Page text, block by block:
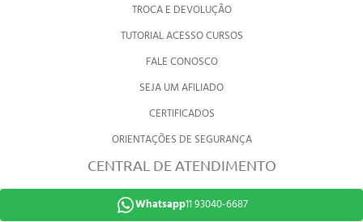
TROCA E DEVOLUÇÃO
TUTORIAL ACESSO CURSOS
FALE CONOSCO
SEJA UM AFILIADO
CERTIFICADOS
ORIENTAÇÕES DE SEGURANÇA
CENTRAL DE ATENDIMENTO
Whatsapp11 93040-6687